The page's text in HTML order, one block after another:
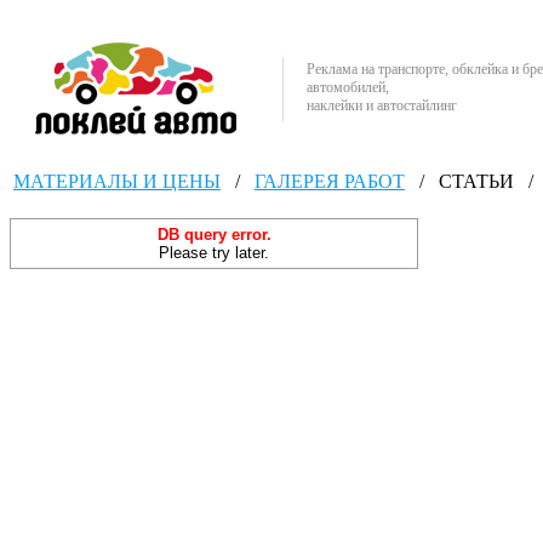
Реклама на транспорте, обклейка и
автомобилей,
наклейки и автостайлинг
МАТЕРИАЛЫ И ЦЕНЫ / ГАЛЕРЕЯ РАБОТ / СТАТЬИ /
DB query error.
Please try later.